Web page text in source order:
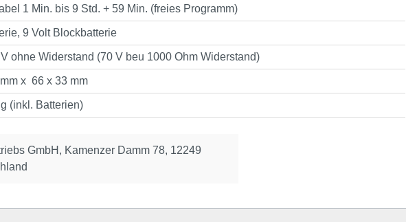
1 Min. bis 9 Std. + 59 Min. (freies Programm)
9 Volt Blockbatterie
ohne Widerstand (70 V beu 1000 Ohm Widerstand)
x 66 x 33 mm
(inkl. Batterien)
GmbH, Kamenzer Damm 78, 12249